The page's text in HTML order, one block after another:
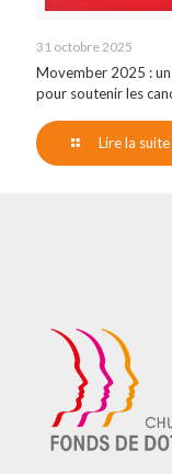
31 octobre 2025
Movember 2025 :
pour soutenir les
Lire la suite